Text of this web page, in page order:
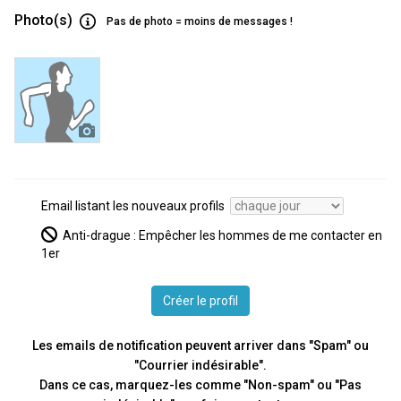
Marche rapide
Musculation
Natation
Padel
Pétanque
Planche à voile
Randonnée
Photo(s) Pas de photo = moins de messages !
Email listant les nouveaux profils
Anti-drague : Empêcher les hommes de me contacter en
1er
Créer le profil
Les emails de notification peuvent arriver dans "Spam" ou
"Courrier indésirable".
Dans ce cas, marquez-les comme "Non-spam" ou "Pas